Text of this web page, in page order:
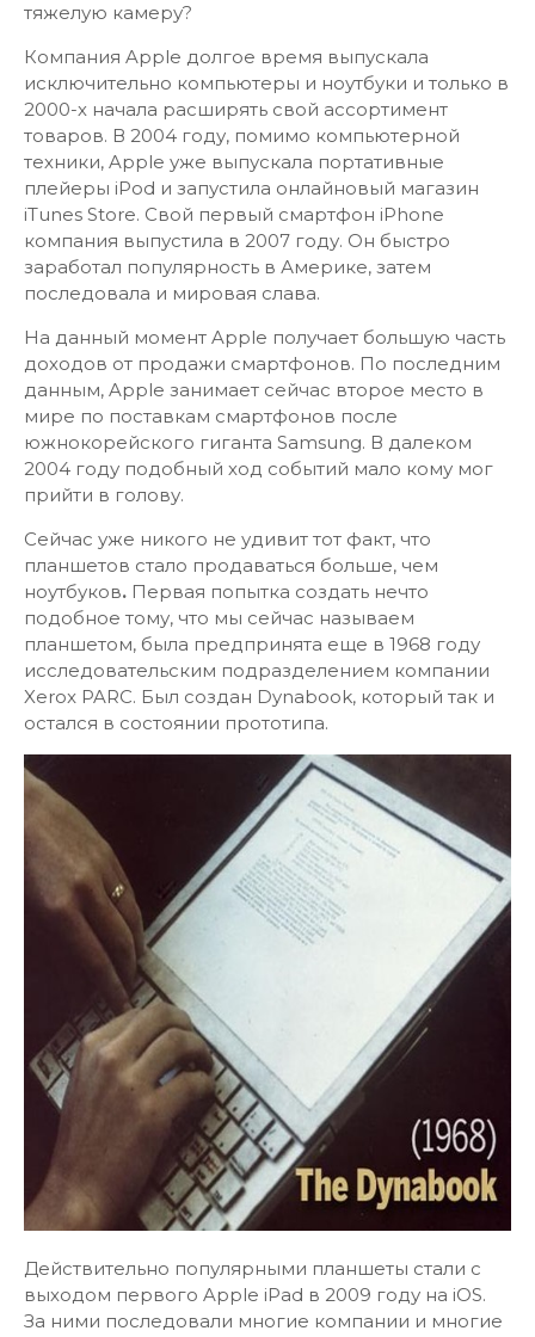
тяжелую камеру?
Компания Apple долгое время выпускала
исключительно компьютеры и ноутбуки и только в
2000-х начала расширять свой ассортимент
товаров. В 2004 году, помимо компьютерной
техники, Apple уже выпускала портативные
плейеры iPod и запустила онлайновый магазин
iTunes Store. Свой первый смартфон iPhone
компания выпустила в 2007 году. Он быстро
заработал популярность в Америке, затем
последовала и мировая слава.
На данный момент Apple получает большую часть
доходов от продажи смартфонов. По последним
данным, Apple занимает сейчас второе место в
мире по поставкам смартфонов после
южнокорейского гиганта Samsung. В далеком
2004 году подобный ход событий мало кому мог
прийти в голову.
Сейчас уже никого не удивит тот факт, что
планшетов стало продаваться больше, чем
ноутбуков. Первая попытка создать нечто
подобное тому, что мы сейчас называем
планшетом, была предпринята еще в 1968 году
исследовательским подразделением компании
Xerox PARC. Был создан Dynabook, который так и
остался в состоянии прототипа.
Действительно популярными планшеты стали с
выходом первого Apple iPad в 2009 году на iOS.
За ними последовали многие компании и многие